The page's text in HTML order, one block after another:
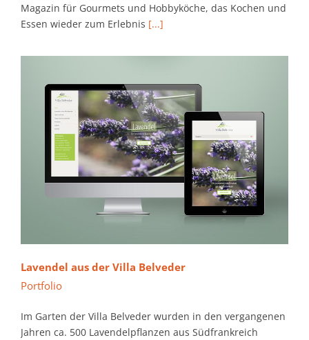
Magazin für Gourmets und Hobbyköche, das Kochen und
Essen wieder zum Erlebnis [...]
Lavendel aus der Villa Belveder
Portfolio
Im Garten der Villa Belveder wurden in den vergangenen
Jahren ca. 500 Lavendelpflanzen aus Südfrankreich